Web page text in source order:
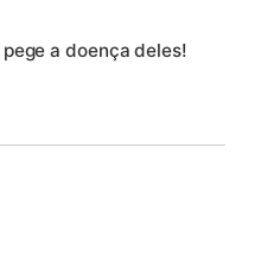
a doença deles!